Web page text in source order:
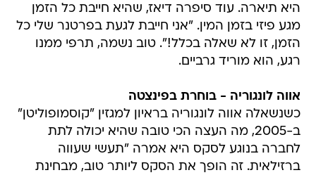
היא תיארה. עוד סיפרה דיאז, שהיא חייבת כל הזמן
מגע פיזי בזמן המין. "אני חייבת לגעת בפרטנר שלי כל
הזמן, זו לא שאלה בכלל!". טוב נשמה, תרפי ממנו
רגע, הוא מוריד גרביים.
אווה לונגוריה - בוחרת בפינצטה
כשנשאלה אווה לונגוריה בראיון למגזין "קוסמופוליטן"
ב-2005, מה העצה הכי טובה שהיא יכולה לתת
לחברה בנוגע לסקס היא אמרה "תעשי שעווה
ברזילאית. זה הופך את הסקס ליותר טוב, מבחינת